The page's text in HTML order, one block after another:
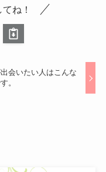
ね！
会いたい人はこんな
。